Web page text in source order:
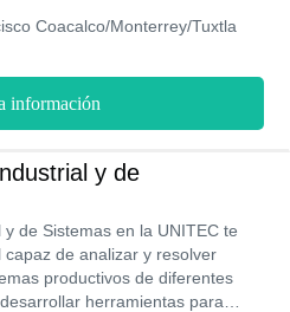
oficial de validez emitido
Coacalco/Monterrey/Tuxtla
información
y de
de Sistemas en la UNITEC te
de analizar y resolver
productivos de diferentes
herramientas para